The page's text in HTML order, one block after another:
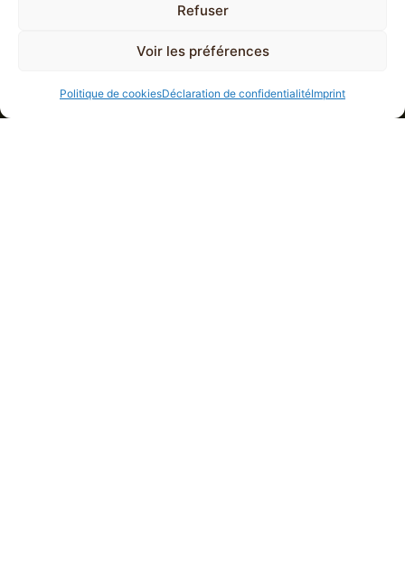
Refuser
Voir les préférences
Politique de cookiesDéclaration de confidentialitéImprint